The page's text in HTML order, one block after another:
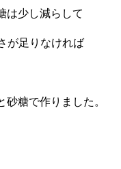
少し減らして
が足りなければ
糖で作りました。